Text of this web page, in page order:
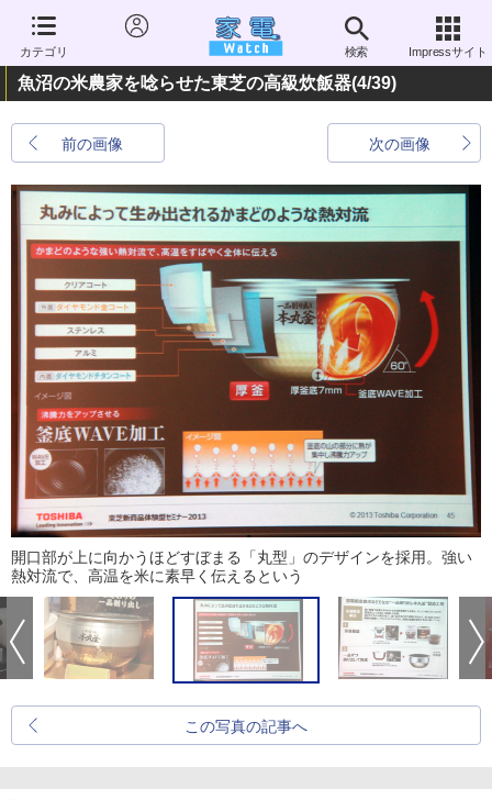
カテゴリ 検索 Impressサイト
魚沼の米農家を唸らせた東芝の高級炊飯器(4/39)
前の画像 次の画像
開口部が上に向かうほどすぼまる「丸型」のデザインを採用。強い
熱対流で、高温を米に素早く伝えるという
この写真の記事へ